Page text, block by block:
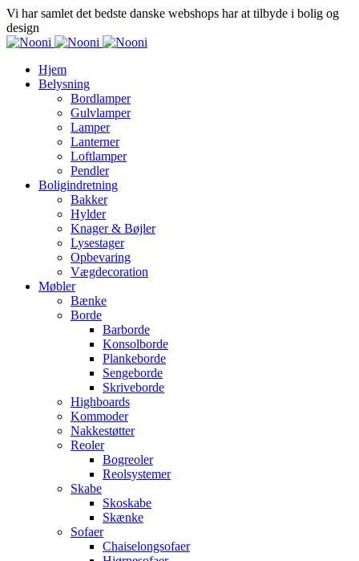
Vi har samlet det bedste danske webshops har at tilbyde i bolig og
design
Hjem
Belysning
Bordlamper
Gulvlamper
Lamper
Lanterner
Loftlamper
Pendler
Boligindretning
Bakker
Hylder
Knager & Bøjler
Lysestager
Opbevaring
Vægdecoration
Møbler
Bænke
Borde
Barborde
Konsolborde
Plankeborde
Sengeborde
Skriveborde
Highboards
Kommoder
Nakkestøtter
Reoler
Bogreoler
Reolsystemer
Skabe
Skoskabe
Skænke
Sofaer
Chaiselongsofaer